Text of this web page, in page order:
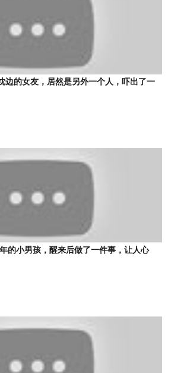
边的女友，居然是另外一个人，吓出了一
的小男孩，醒来后做了一件事，让人心